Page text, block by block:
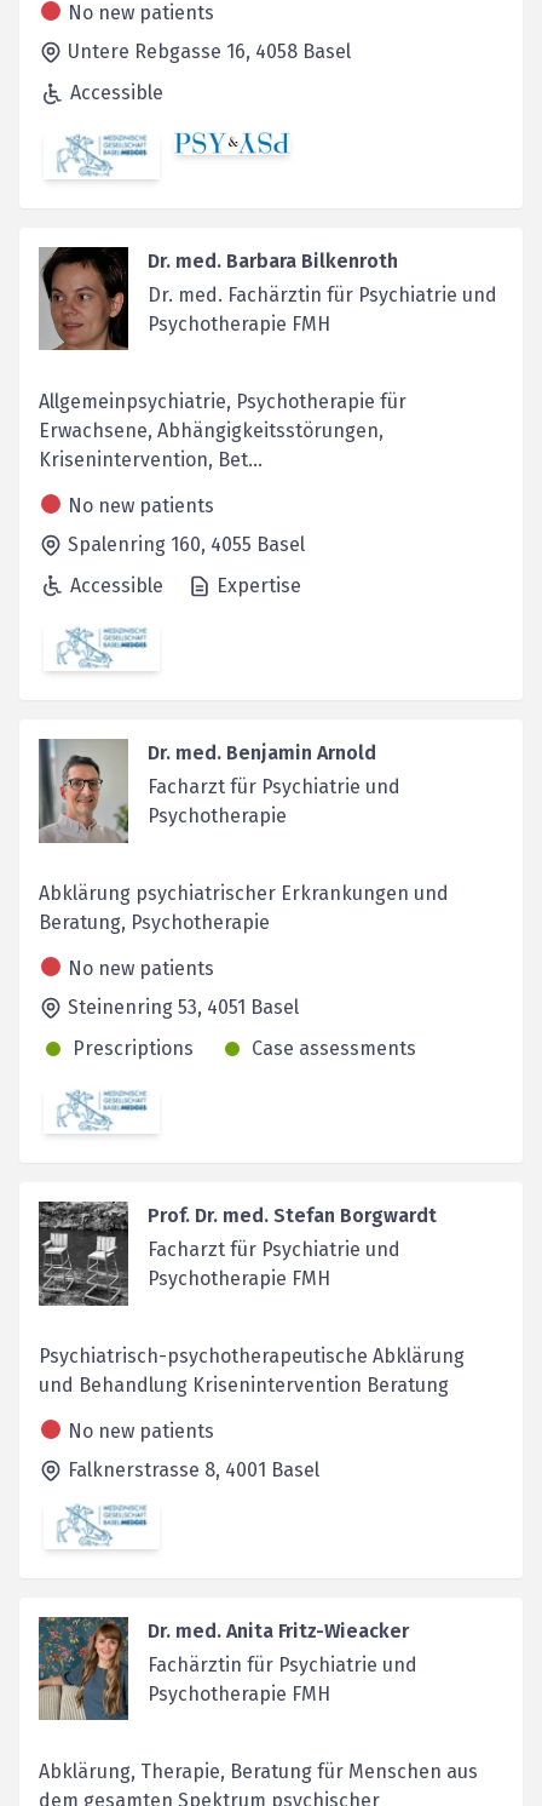
No new patients
Untere Rebgasse 16, 4058 Basel
Accessible
Dr. med. Barbara Bilkenroth
Dr. med. Fachärztin für Psychiatrie und
Psychotherapie FMH
Allgemeinpsychiatrie, Psychotherapie für
Erwachsene, Abhängigkeitsstörungen,
Krisenintervention, Bet...
No new patients
Spalenring 160, 4055 Basel
Accessible
Expertise
Dr. med. Benjamin Arnold
Facharzt für Psychiatrie und
Psychotherapie
Abklärung psychiatrischer Erkrankungen und
Beratung, Psychotherapie
No new patients
Steinenring 53, 4051 Basel
Prescriptions
Case assessments
Prof. Dr. med. Stefan Borgwardt
Facharzt für Psychiatrie und
Psychotherapie FMH
Psychiatrisch-psychotherapeutische Abklärung
und Behandlung Krisenintervention Beratung
No new patients
Falknerstrasse 8, 4001 Basel
Dr. med. Anita Fritz-Wieacker
Fachärztin für Psychiatrie und
Psychotherapie FMH
Abklärung, Therapie, Beratung für Menschen aus
dem gesamten Spektrum psychischer